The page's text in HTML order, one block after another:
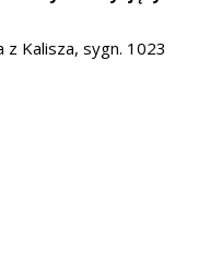
z Kalisza, sygn. 1023